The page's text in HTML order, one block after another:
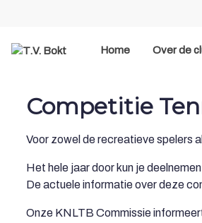
Home Over de
Competitie
Voor zowel de recreatieve spelers
Het hele jaar door kun je
De actuele informatie over deze
Onze KNLTB Commissie